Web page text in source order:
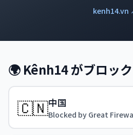
kenh14.vn
🌍 Kênh14 がブロッ
🇨🇳中国
Blocked by Great